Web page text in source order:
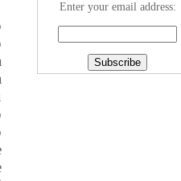
Enter your email address: